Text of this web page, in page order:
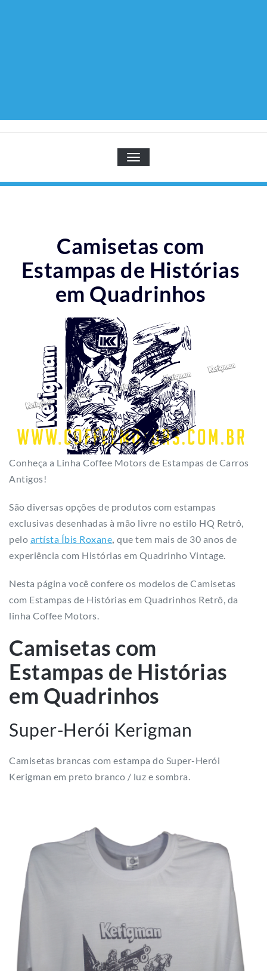
TOGGLE NAVIGATION
Camisetas com
Estampas de Histórias
em Quadrinhos
Conheça a Linha Coffee Motors de Estampas de Carros
Antigos!
São diversas opções de produtos com estampas
exclusivas desenhadas à mão livre no estilo HQ Retrô,
pelo artísta Íbis Roxane, que tem mais de 30 anos de
experiência com Histórias em Quadrinho Vintage.
Nesta página você confere os modelos de Camisetas
com Estampas de Histórias em Quadrinhos Retrô, da
linha Coffee Motors.
Camisetas com
Estampas de Histórias
em Quadrinhos
Super-Herói Kerigman
Camisetas brancas com estampa do Super-Herói
Kerigman em preto branco / luz e sombra.